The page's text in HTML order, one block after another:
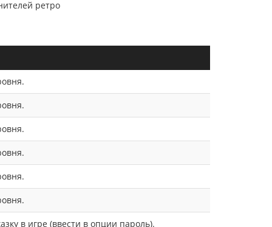
ретро
в игре (ввести в опции пароль).